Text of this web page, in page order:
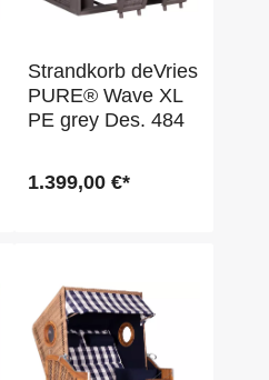
Strandkorb deVries
PURE® Wave XL
PE grey Des. 484
1.399,00 €*